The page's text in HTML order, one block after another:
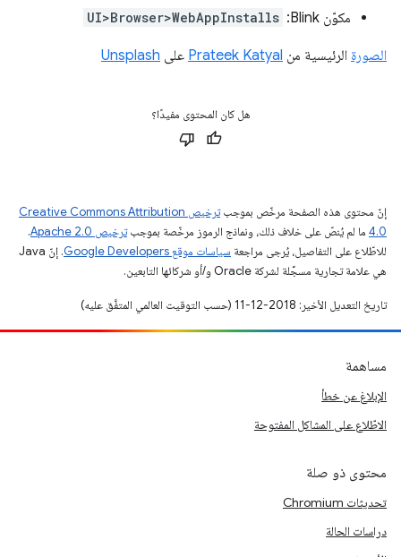
مكوّن Blink:
UI>Browser>WebAppInstalls
الصورة الرئيسية من Prateek Katyal على Unsplash
هل كان المحتوى مفيدًا؟
إنّ محتوى هذه الصفحة مرخّص بموجب
ترخيص Creative Commons Attribution
4.0‏ ما لم يُنصّ على خلاف ذلك، ونماذج الرموز مرخّصة بموجبترخيص Apache 2.0‏
.
للاطّلاع على التفاصيل، يُرجى مراجعة سياسات موقع Google Developers‏
. إنّ Java
هي علامة تجارية مسجَّلة لشركة Oracle و/أو شركائها التابعين.
تاريخ التعديل الأخير: 2018-12-11 (حسب التوقيت العالمي المتفَّق عليه)
مساهمة
الإبلاغ عن خطأ
الاطّلاع على المشاكل المفتوحة
محتوى ذو صلة
تحديثات Chromium
دراسات الحالة